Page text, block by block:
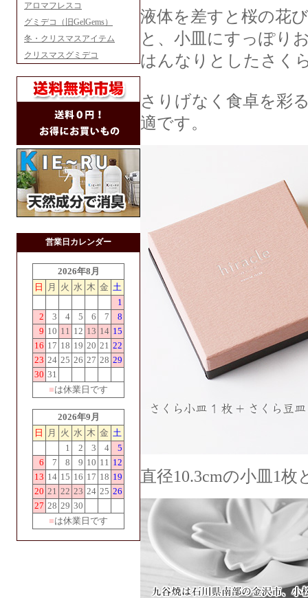
アロマフレスコ
グミデコ（旧GelGems）
冬・クリスマスアイテム
クリスマスグミデコ
営業日カレンダー
2026年8月
日
月 火 水 木 金 土
1
2
3 4 5 6 7
8
9 10 11 12 13 14 15
16 17 18 19 20 21 22
23 24 25 26 27 28 29
30 31
■は休業日です
2026年9月
日
月 火 水 木 金 土
1
2 3 4
5
6
7 8 9 10 11 12
13 14 15 16 17 18 19
20 21 22 23 24 25 26
27 28 29 30
■は休業日です
液体を差すと桜の花
と、小皿にすっぽり
はんなりとしたさく
さりげなく食卓を彩
適です。
直径10.3cmの小皿1